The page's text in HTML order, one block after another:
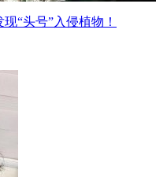
“头号”入侵植物！